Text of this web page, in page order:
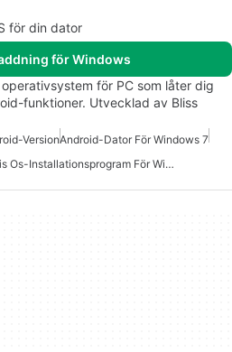
för din dator
för Windows
för PC som låter dig
funktioner. Utvecklad av Bliss
VersionAndroid-Dator För Windows 7
Gratis Os-Installationsprogram För Windows